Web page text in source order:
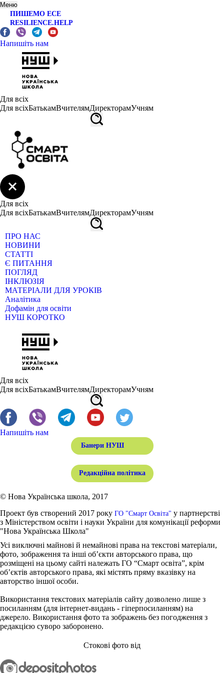
Меню
ПИШЕМО ЕСЕ
RESILIENCE.HELP
Напишіть нам
Для всіх
Для всіхБатькамВчителямДиректорамУчням
Для всіх
Для всіхБатькамВчителямДиректорамУчням
ПРО НАС
НОВИНИ
СТАТТІ
Є ПИТАННЯ
ПОГЛЯД
ІНКЛЮЗІЯ
МАТЕРІАЛИ ДЛЯ УРОКІВ
Аналітика
Дофамін для освіти
НУШ КОРОТКО
Для всіх
Для всіхБатькамВчителямДиректорамУчням
Напишіть нам
Банери НУШ
Редакційна політика
© Нова Українська школа, 2017
Проект був створений 2017 року ГО "Смарт Освіта" у партнерстві
з Міністерством освіти і науки України для комунікації реформи
"Нова Українська Школа"
Усі виключні майнові й немайнові права на текстові матеріали,
фото, зображення та інші об’єкти авторського права, що
розміщені на цьому сайті належать ГО “Смарт освіта”, крім
об’єктів авторського права, які містять пряму вказівку на
авторство іншої особи.
Використання текстових матеріалів сайту дозволено лише з
посиланням (для інтернет-видань - гіперпосиланням) на
джерело. Використання фото та зображень без погодження з
редакцією суворо заборонено.
Стокові фото від